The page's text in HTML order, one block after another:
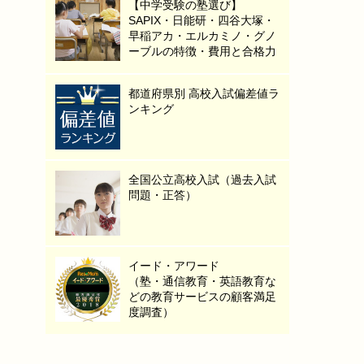
【中学受験の塾選び】
SAPIX・日能研・四谷大塚・
早稲アカ・エルカミノ・グノ
ーブルの特徴・費用と合格力
都道府県別 高校入試偏差値ラ
ンキング
全国公立高校入試（過去入試
問題・正答）
イード・アワード
（塾・通信教育・英語教育な
どの教育サービスの顧客満足
度調査）